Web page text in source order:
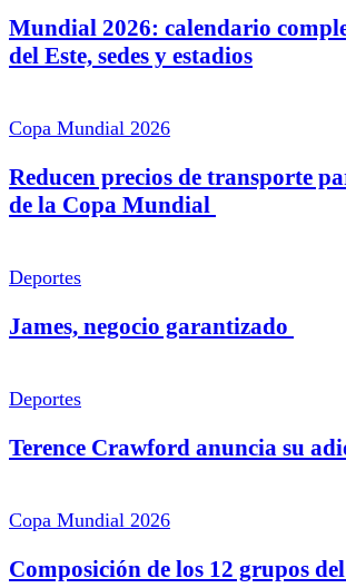
Mundial 2026: calendario
del Este, sedes y estadios
Copa Mundial 2026
Reducen precios de transporte
de la Copa Mundial
Deportes
James, negocio garantizado
Deportes
Terence Crawford anuncia su
Copa Mundial 2026
Composición de los 12 grupos